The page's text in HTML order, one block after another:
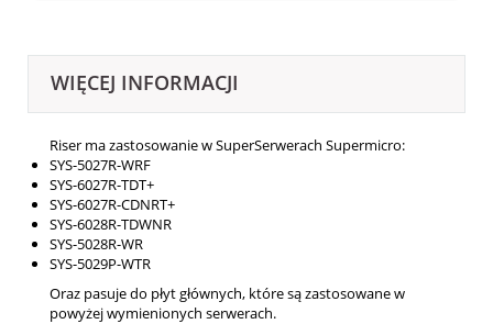
WIĘCEJ INFORMACJI
Riser ma zastosowanie w SuperSerwerach Supermicro:
SYS-5027R-WRF
SYS-6027R-TDT+
SYS-6027R-CDNRT+
SYS-6028R-TDWNR
SYS-5028R-WR
SYS-5029P-WTR
Oraz pasuje do płyt głównych, które są zastosowane w
powyżej wymienionych serwerach.